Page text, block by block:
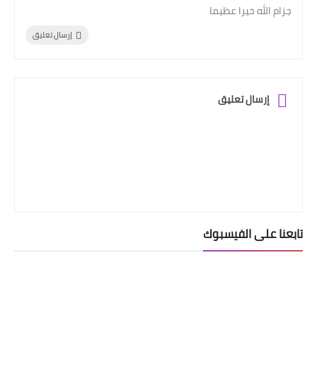
جزام الله خيرا عظيما
إرسال تعليق
إرسال تعليق
تابعنا على الفيسبوك